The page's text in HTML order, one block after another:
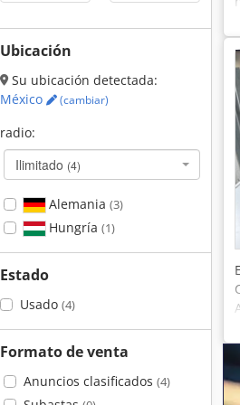
Ubicación
Su ubicación detectada:
México
(cambiar)
radio:
Ilimitado (4)
Alemania (3)
Hungría (1)
Estado
Usado (4)
Formato de venta
Anuncios clasificados (4)